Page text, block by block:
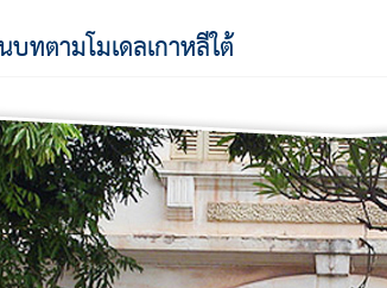
ทตามโมเดลเกาหลีใต้